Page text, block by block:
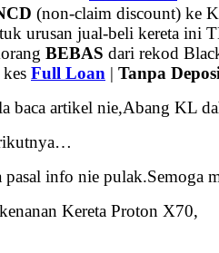
(non-claim discount) ke
urusan jual-beli kereta ini
BEBAS dari rekod
Full Loan | Tanpa
baca artikel nie,Abang KL
pasal info nie
Kereta Proton X70,